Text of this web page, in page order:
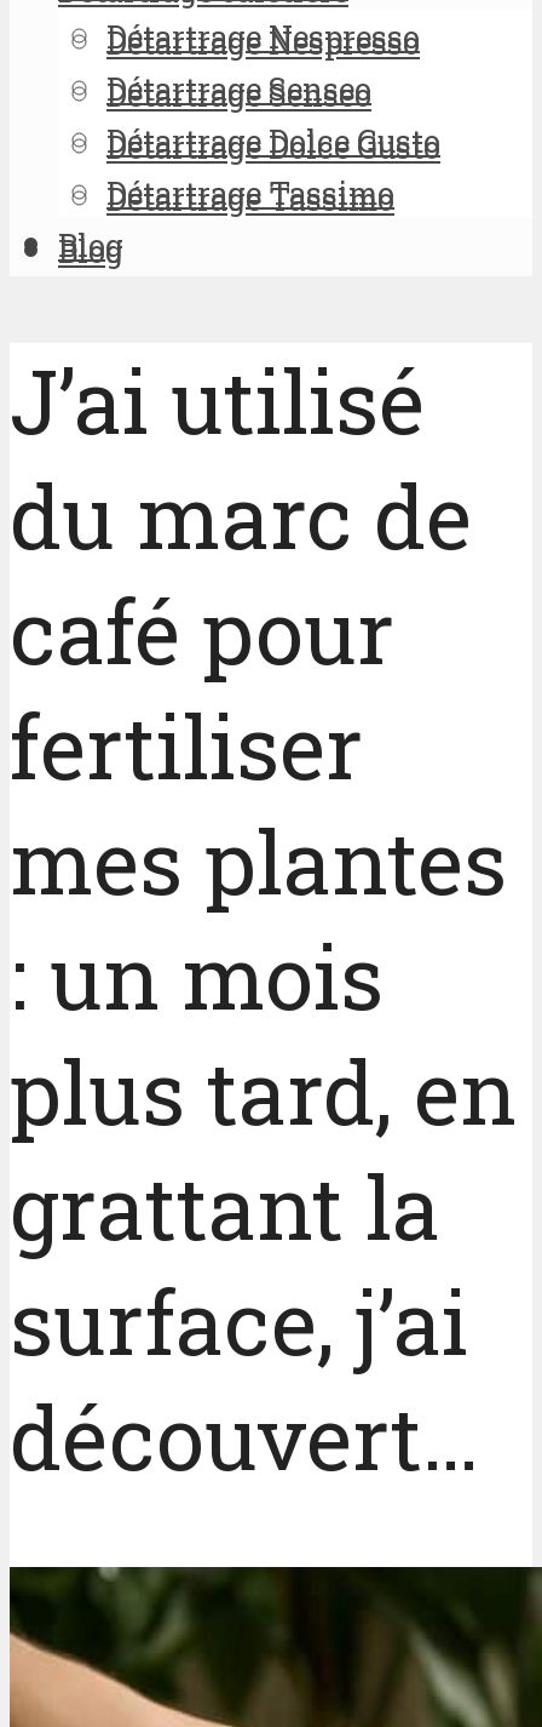
Détartrage Nespresso
Détartrage Senseo
Détartrage Dolce Gusto
Détartrage Tassimo
Blog
Détartrage Nespresso
Détartrage Senseo
Détartrage Dolce Gusto
Détartrage Tassimo
Blog
J’ai utilisé
du marc de
café pour
fertiliser
mes plantes
: un mois
plus tard, en
grattant la
surface, j’ai
découvert…